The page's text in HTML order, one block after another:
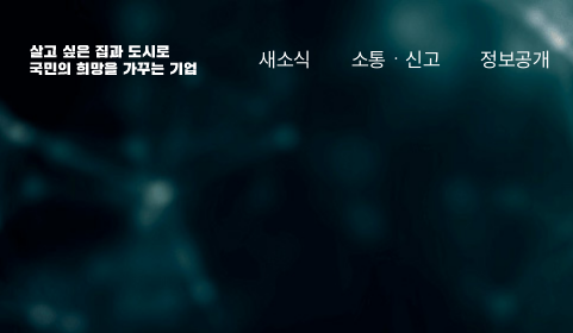
살고 싶은 집과 도시로 국민의 희망을 가꾸는 기업 | 한국토지주택공사새소식 소통ㆍ신고 정보공개